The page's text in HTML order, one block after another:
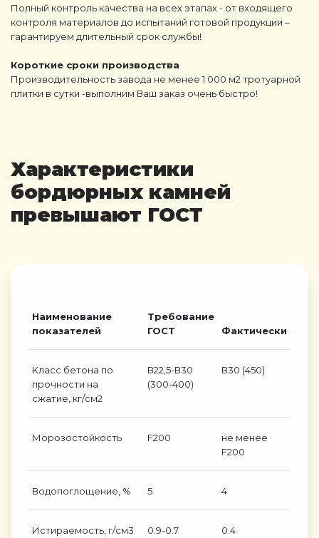
Полный контроль качества на всех этапах - от входящего
контроля материалов до испытаний готовой продукции –
гарантируем длительный срок службы!
Короткие сроки производства
Производительность завода не менее 1 000 м2 тротуарной
плитки в сутки -выполним Ваш заказ очень быстро!
Характеристики
бордюрных камней
превышают ГОСТ
Наименование
показателей
Требование
ГОСТ
Фактически
Класс бетона по
прочности на
сжатие, кг/см2
В22,5-В30
(300-400)
В30 (450)
Морозостойкость F200
не менее
F200
Водопоглощение, % 5 4
Истираемость, г/см3 0.9-0.7 0.4